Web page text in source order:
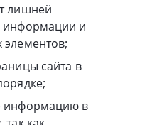
лишней
информации и
сайта в
информацию в